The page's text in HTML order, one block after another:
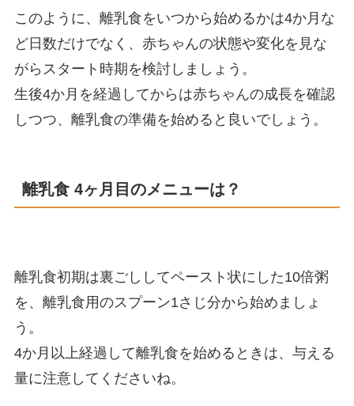
このように、離乳食をいつから始めるかは4か月な
ど日数だけでなく、赤ちゃんの状態や変化を見な
がらスタート時期を検討しましょう。
生後4か月を経過してからは赤ちゃんの成長を確認
しつつ、離乳食の準備を始めると良いでしょう。
離乳食 4ヶ月目のメニューは？
離乳食初期は裏ごししてペースト状にした10倍粥
を、離乳食用のスプーン1さじ分から始めましょ
う。
4か月以上経過して離乳食を始めるときは、与える
量に注意してくださいね。